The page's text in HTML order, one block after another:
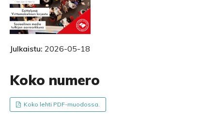
Julkaistu: 2026-05-18
Koko numero
Koko lehti PDF-muodossa.